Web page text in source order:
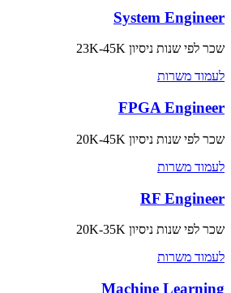
System Engineer
שכר לפי שנות ניסיון 23K-45K
לעמוד משרות
FPGA Engineer
שכר לפי שנות ניסיון 20K-45K
לעמוד משרות
RF Engineer
שכר לפי שנות ניסיון 20K-35K
לעמוד משרות
Machine Learning